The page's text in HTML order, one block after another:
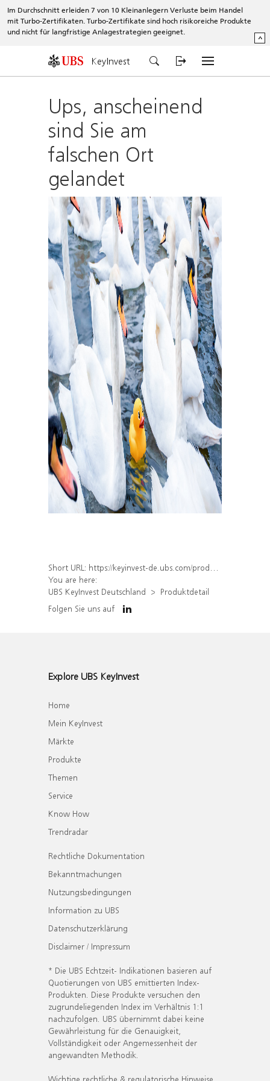
Im Durchschnitt erleiden 7 von 10 Kleinanlegern Verluste beim Handel
mit Turbo-Zertifikaten. Turbo-Zertifikate sind hoch risikoreiche Produkte
und nicht für langfristige Anlagestrategien geeignet.
^
KeyInvest
Ups, anscheinend
sind Sie am
falschen Ort
gelandet
Short URL: https://keyinvest-de.ubs.com/produkt/detail/index/isin/DE000WA54M37
You are here:
UBS KeyInvest Deutschland
Produktdetail
Folgen Sie uns auf
Explore UBS KeyInvest
Home
Mein KeyInvest
Märkte
Produkte
Themen
Service
Know How
Trendradar
Rechtliche Dokumentation
Bekanntmachungen
Nutzungsbedingungen
Information zu UBS
Datenschutzerklärung
Disclaimer / Impressum
* Die UBS Echtzeit- Indikationen basieren auf
Quotierungen von UBS emittierten Index-
Produkten. Diese Produkte versuchen den
zugrundeliegenden Index im Verhältnis 1:1
nachzufolgen. UBS übernimmt dabei keine
Gewährleistung für die Genauigkeit,
Vollständigkeit oder Angemessenheit der
angewandten Methodik.